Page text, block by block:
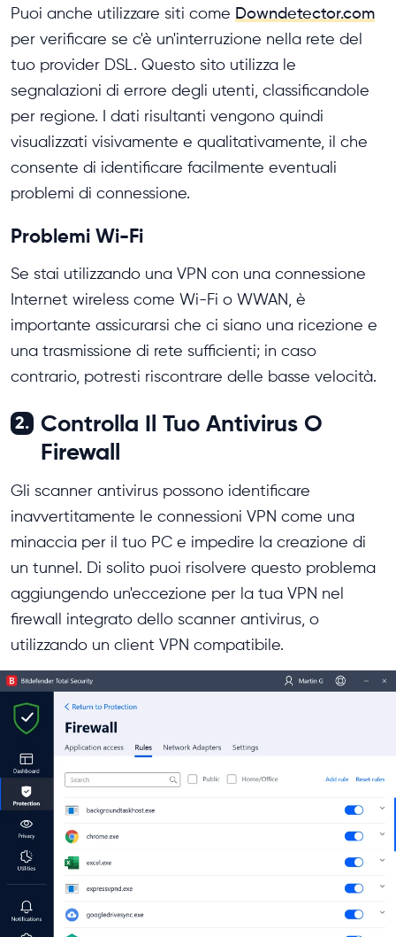
Puoi anche utilizzare siti come Downdetector.com
per verificare se c'è un'interruzione nella rete del
tuo provider DSL. Questo sito utilizza le
segnalazioni di errore degli utenti, classificandole
per regione. I dati risultanti vengono quindi
visualizzati visivamente e qualitativamente, il che
consente di identificare facilmente eventuali
problemi di connessione.
Problemi Wi-Fi
Se stai utilizzando una VPN con una connessione
Internet wireless come Wi-Fi o WWAN, è
importante assicurarsi che ci siano una ricezione e
una trasmissione di rete sufficienti; in caso
contrario, potresti riscontrare delle basse velocità.
2. Controlla Il Tuo Antivirus O
Firewall
Gli scanner antivirus possono identificare
inavvertitamente le connessioni VPN come una
minaccia per il tuo PC e impedire la creazione di
un tunnel. Di solito puoi risolvere questo problema
aggiungendo un'eccezione per la tua VPN nel
firewall integrato dello scanner antivirus, o
utilizzando un client VPN compatibile.